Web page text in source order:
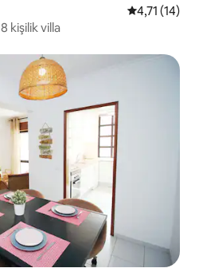
5 üzerinden
4,71 (14)
kişilik villa